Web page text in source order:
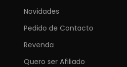
Novidades
Pedido de Contacto
Revenda
Quero ser Afiliado